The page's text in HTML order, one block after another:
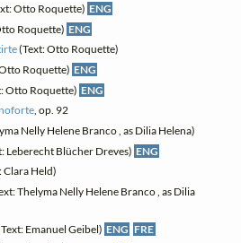
Otto Roquette) ENG
Roquette) ENG
(Text: Otto Roquette)
Roquette) ENG
Otto Roquette) ENG
, op. 92
Nelly Helene Branco , as Dilia Helena)
Leberecht Blücher Dreves) ENG
Clara Held)
Thelyma Nelly Helene Branco , as Dilia
Emanuel Geibel) ENG FRE